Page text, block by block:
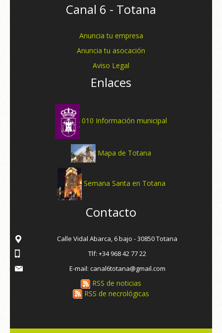
Canal 6 - Totana
Anuncia tu empresa
Anuncia tu asocación
Aviso Legal
Enlaces
010 Información municipal
Mapa de Totana
Semana Santa en Totana
Contacto
Calle Vidal Abarca, 6 bajo - 30850 Totana
Tlf: +34 968 42 77 22
E-mail: canal6totana@gmail.com
RSS de noticias
RSS de necrológicas